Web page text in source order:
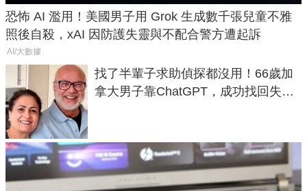
恐怖 AI 濫用！美國男子用 Grok 生成數千張兒童不雅
照後自殺，xAI 因防護失靈與不配合警方遭起訴
AI/大數據
找了半輩子求助偵探都沒用！66歲加
拿大男子靠ChatGPT，成功找回失散